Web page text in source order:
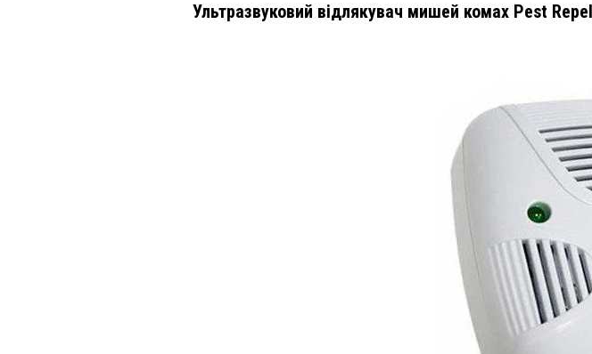
Ультразвуковий відлякувач мишей комах Pest